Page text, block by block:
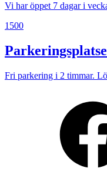
Vi har öppet 7 dagar i
1500
Fri parkering i 2 timmar.